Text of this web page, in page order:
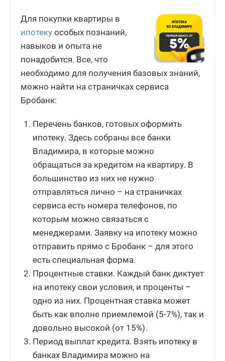
Для покупки квартиры в
ипотеку особых познаний,
навыков и опыта не
понадобится. Все, что
необходимо для получения базовых знаний,
можно найти на страничках сервиса
Бробанк:
Перечень банков, готовых оформить
ипотеку. Здесь собраны все банки
Владимира, в которые можно
обращаться за кредитом на квартиру. В
большинство из них не нужно
отправляться лично – на страничках
сервиса есть номера телефонов, по
которым можно связаться с
менеджерами. Заявку на ипотеку можно
отправить прямо с Бробанк – для этого
есть специальная форма.
Процентные ставки. Каждый банк диктует
на ипотеку свои условия, и проценты –
одно из них. Процентная ставка может
быть как вполне приемлемой (5-7%), так и
довольно высокой (от 15%).
Период выплат кредита. Взять ипотеку в
банках Владимира можно на